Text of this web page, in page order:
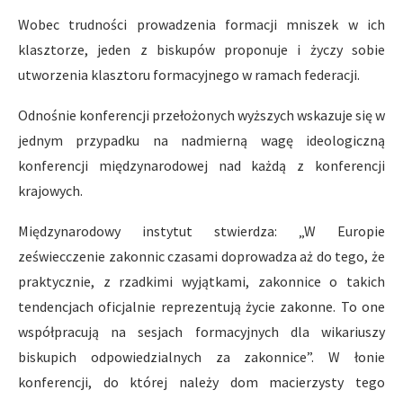
Wobec trudności prowadzenia formacji mniszek w ich
klasztorze, jeden z biskupów proponuje i życzy sobie
utworzenia klasztoru formacyjnego w ramach federacji.
Odnośnie konferencji przełożonych wyższych wskazuje się w
jednym przypadku na nadmierną wagę ideologiczną
konferencji międzynarodowej nad każdą z konferencji
krajowych.
Międzynarodowy instytut stwierdza: „W Europie
zeświecczenie zakonnic czasami doprowadza aż do tego, że
praktycznie, z rzadkimi wyjątkami, zakonnice o takich
tendencjach oficjalnie reprezentują życie zakonne. To one
współpracują na sesjach formacyjnych dla wikariuszy
biskupich odpowiedzialnych za zakonnice”. W łonie
konferencji, do której należy dom macierzysty tego